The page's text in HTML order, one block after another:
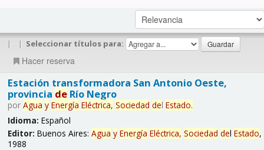
| | Seleccionar títulos para:
Hacer reserva
Estación transformadora San Antonio Oeste,
provincia deRío Negro
por Agua y Energía Eléctrica, Sociedad del Estado.
Idioma: Español
Editor: Buenos Aires: Agua y Energía Eléctrica, Sociedad del Estado,
1988